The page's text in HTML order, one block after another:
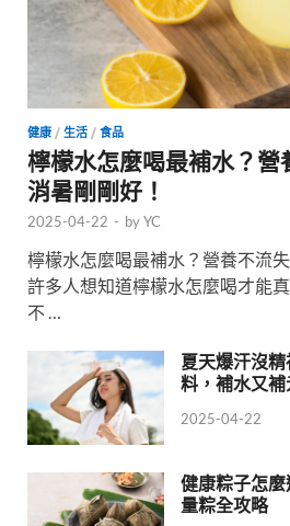
健康 / 生活 / 食品
檸檬水怎麼喝最補水？營
消暑剛剛好！
2025-04-22 - byYC
檸檬水怎麼喝最補水？營養不流
許多人想知道檸檬水怎麼喝才能
不 …
夏天爆汗沒
料，補水又補
2025-04-22
健康粽子怎
量粽全攻略